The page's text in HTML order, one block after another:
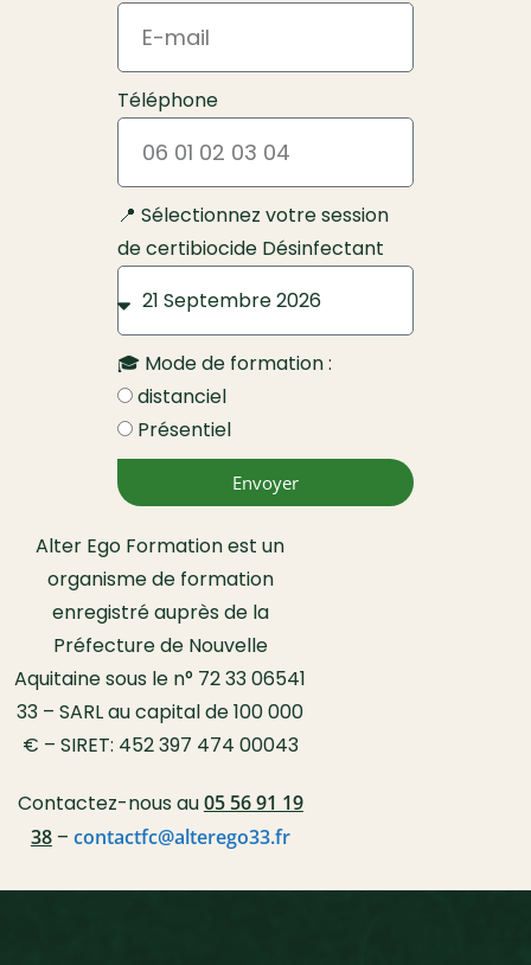
Téléphone
📍 Sélectionnez votre session
de certibiocide Désinfectant
🎓 Mode de formation :
distanciel
Présentiel
Envoyer
Alter Ego Formation est un
organisme de formation
enregistré auprès de la
Préfecture de Nouvelle
Aquitaine sous le n° 72 33 06541
33 – SARL au capital de 100 000
€ – SIRET: 452 397 474 00043
Contactez-nous au05 56 91 19
38– contactfc@alterego33.fr